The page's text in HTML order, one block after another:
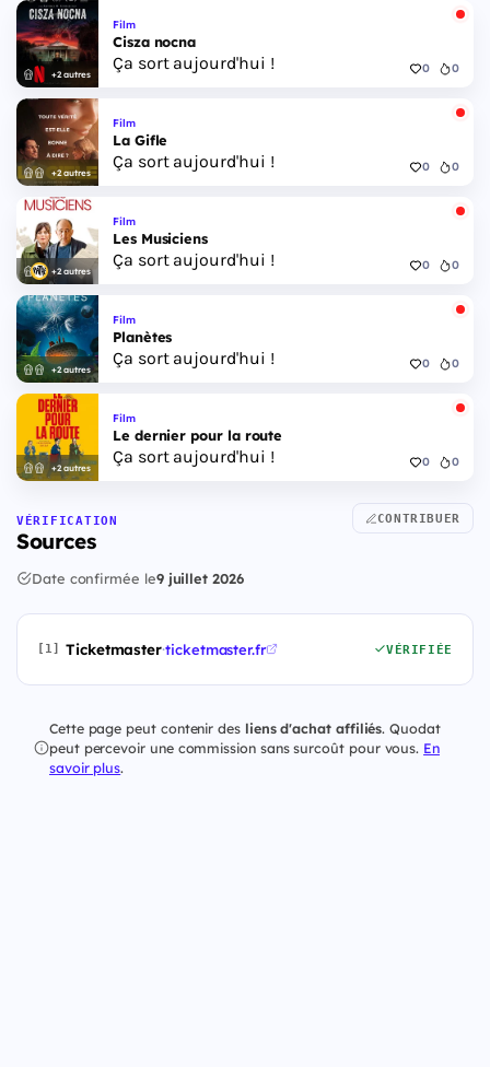
+2 autres
Film
Cisza nocna
Ça sort aujourd'hui ! 0 0
+2 autres
Film
La Gifle
Ça sort aujourd'hui ! 0 0
+2 autres
Film
Les Musiciens
Ça sort aujourd'hui ! 0 0
+2 autres
Film
Planètes
Ça sort aujourd'hui ! 0 0
+2 autres
Film
Le dernier pour la route
Ça sort aujourd'hui ! 0 0
VÉRIFICATION
Sources
CONTRIBUER
Date confirmée le9 juillet 2026
[1] Ticketmaster·ticketmaster.fr VÉRIFIÉE
Cette page peut contenir des liens d'achat affiliés. Quodat
peut percevoir une commission sans surcoût pour vous. En
savoir plus.